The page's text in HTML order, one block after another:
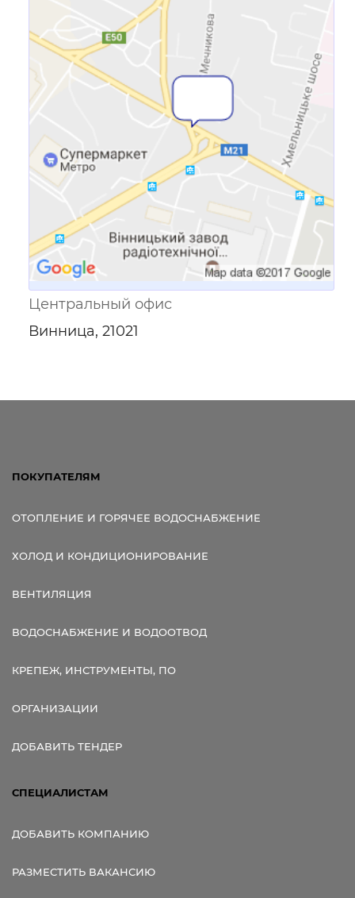
Ссылка для мобильных устройств
Центральный офис
Винница, 21021
ПОКУПАТЕЛЯМ
ОТОПЛЕНИЕ И ГОРЯЧЕЕ ВОДОСНАБЖЕНИЕ
ХОЛОД И КОНДИЦИОНИРОВАНИЕ
ВЕНТИЛЯЦИЯ
ВОДОСНАБЖЕНИЕ И ВОДООТВОД
КРЕПЕЖ, ИНСТРУМЕНТЫ, ПО
ОРГАНИЗАЦИИ
ДОБАВИТЬ ТЕНДЕР
СПЕЦИАЛИСТАМ
ДОБАВИТЬ КОМПАНИЮ
РАЗМЕСТИТЬ ВАКАНСИЮ